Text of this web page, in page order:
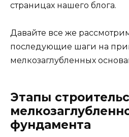
страницах нашего блога.
Давайте все же
последующие шаги на
мелкозаглубленных
Этапы
фундамента